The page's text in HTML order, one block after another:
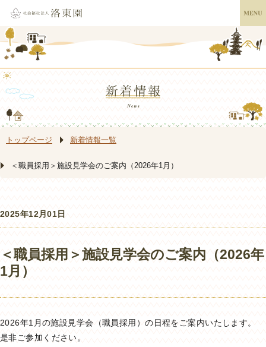
トップページ 新着情報一覧
＜職員採用＞施設見学会のご案内（2026年1月）
2025年12月01日
＜職員採用＞施設見学会のご案内（2026年
1月）
2026年1月の施設見学会（職員採用）の日程をご案内いたします。
是非ご参加ください。